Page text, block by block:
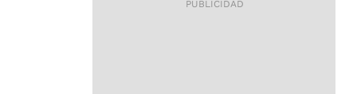
ACCESO FULL - $1.800/MES